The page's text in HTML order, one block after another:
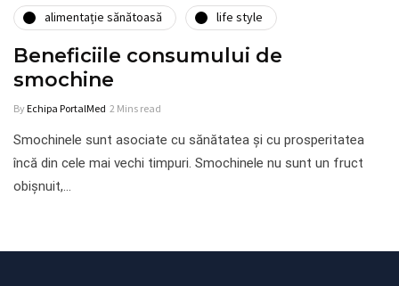
alimentație sănătoasă life style
Beneficiile consumului de
smochine
By Echipa PortalMed 2 Mins read
Smochinele sunt asociate cu sănătatea și cu prosperitatea
încă din cele mai vechi timpuri. Smochinele nu sunt un fruct
obișnuit,…